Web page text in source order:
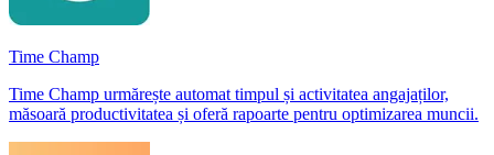
Time Champ
Time Champ urmărește automat timpul și activitatea angajaților,
măsoară productivitatea și oferă rapoarte pentru optimizarea muncii.